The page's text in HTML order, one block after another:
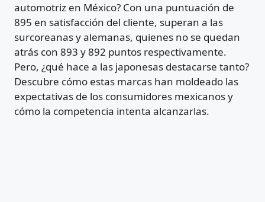
automotriz en México? Con una puntuación de
895 en satisfacción del cliente, superan a las
surcoreanas y alemanas, quienes no se quedan
atrás con 893 y 892 puntos respectivamente.
Pero, ¿qué hace a las japonesas destacarse tanto?
Descubre cómo estas marcas han moldeado las
expectativas de los consumidores mexicanos y
cómo la competencia intenta alcanzarlas.